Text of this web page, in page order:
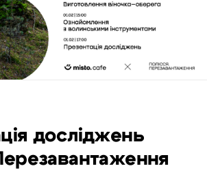
досліджень